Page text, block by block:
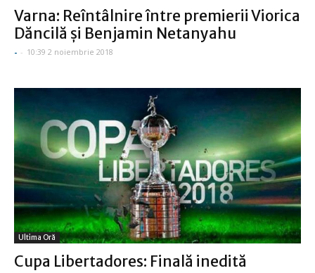
Varna: Reîntâlnire între premierii Viorica
Dăncilă şi Benjamin Netanyahu
- - 10:39 2 noiembrie 2018
Ultima Oră
Cupa Libertadores: Finală inedită